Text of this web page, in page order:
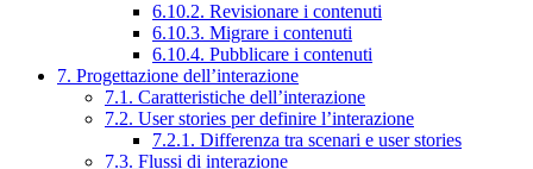
6.10.2. Revisionare i contenuti
6.10.3. Migrare i contenuti
6.10.4. Pubblicare i contenuti
7. Progettazione dell’interazione
7.1. Caratteristiche dell’interazione
7.2. User stories per definire l’interazione
7.2.1. Differenza tra scenari e user stories
7.3. Flussi di interazione